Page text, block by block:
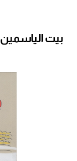
بيت الياسمين